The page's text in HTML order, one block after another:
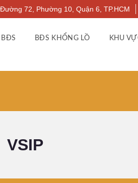
72, Phường 10, Quận 6, TP.HCM
BĐS BĐS KHỔNG LỒ KHU
VSIP